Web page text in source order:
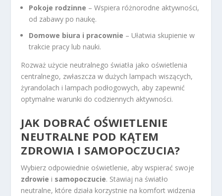
Pokoje rodzinne – Wspiera różnorodne aktywności,
od zabawy po naukę.
Domowe biura i pracownie – Ułatwia skupienie w
trakcie pracy lub nauki.
Rozważ użycie neutralnego światła jako oświetlenia
centralnego, zwłaszcza w dużych lampach wiszących,
żyrandolach i lampach podłogowych, aby zapewnić
optymalne warunki do codziennych aktywności.
JAK DOBRAĆ OŚWIETLENIE
NEUTRALNE POD KĄTEM
ZDROWIA I SAMOPOCZUCIA?
Wybierz odpowiednie oświetlenie, aby wspierać swoje
zdrowie i samopoczucie. Stawiaj na światło
neutralne, które działa korzystnie na komfort widzenia